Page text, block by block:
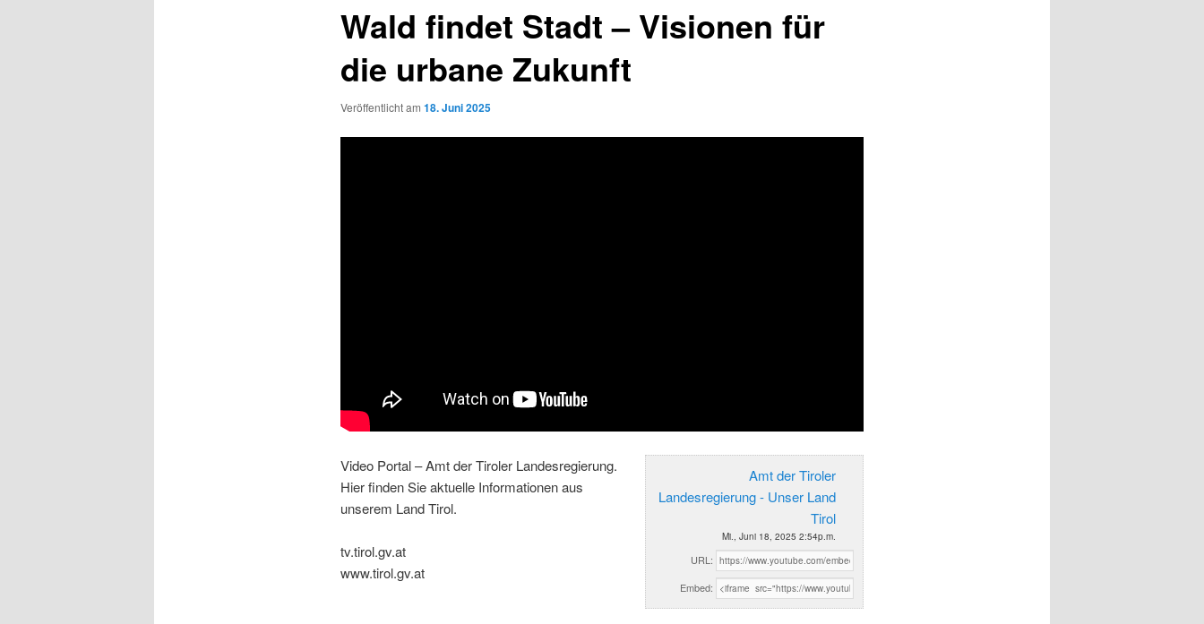
Wald findet Stadt – Visionen für
die urbane Zukunft
Veröffentlicht am 18. Juni 2025
Amt der Tiroler
Landesregierung - Unser Land
Tirol
Mi., Juni 18, 2025 2:54p.m.
URL:
Embed:
Video Portal – Amt der Tiroler Landesregierung.
Hier finden Sie aktuelle Informationen aus
unserem Land Tirol.
tv.tirol.gv.at
www.tirol.gv.at